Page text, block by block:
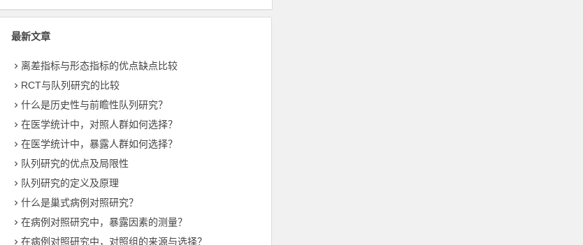
最新文章
离差指标与形态指标的优点缺点比较
RCT与队列研究的比较
什么是历史性与前瞻性队列研究？
在医学统计中，对照人群如何选择？
在医学统计中，暴露人群如何选择？
队列研究的优点及局限性
队列研究的定义及原理
什么是巢式病例对照研究？
在病例对照研究中，暴露因素的测量？
在病例对照研究中，对照组的来源与选择？